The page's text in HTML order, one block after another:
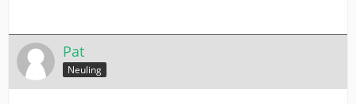
Pat
Neuling